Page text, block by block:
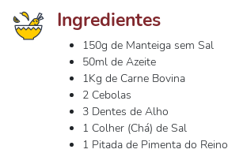
Ingredientes
150g de Manteiga sem Sal
50ml de Azeite
1Kg de Carne Bovina
2 Cebolas
3 Dentes de Alho
1 Colher (Chá) de Sal
1 Pitada de Pimenta do Reino